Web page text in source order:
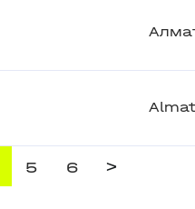
5 6 >